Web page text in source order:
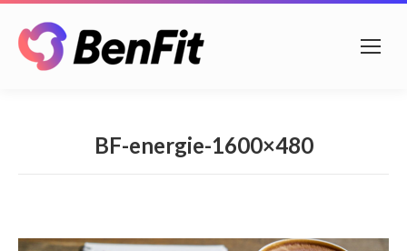
BF-energie-1600×480